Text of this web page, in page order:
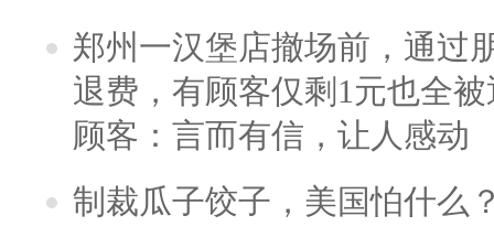
郑州一汉堡店撤场前，通过
退费，有顾客仅剩1元也全
顾客：言而有信，让人感动
制裁瓜子饺子，美国怕什么